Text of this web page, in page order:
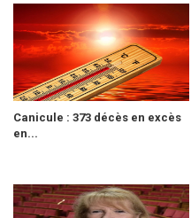
Canicule : 373 décès en excès
en...